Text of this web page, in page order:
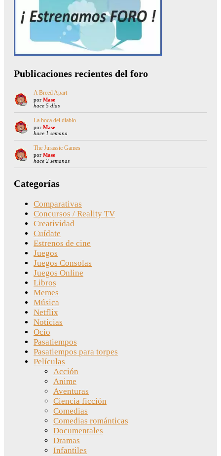
Publicaciones recientes del foro
A Breed Apart
por Mase
hace 5 días
La boca del diablo
por Mase
hace 1 semana
The Jurassic Games
por Mase
hace 2 semanas
Categorías
Comparativas
Concursos / Reality TV
Creatividad
Cuídate
Estrenos de cine
Juegos
Juegos Consolas
Juegos Online
Libros
Memes
Música
Netflix
Noticias
Ocio
Pasatiempos
Pasatiempos para torpes
Películas
Acción
Anime
Aventuras
Ciencia ficción
Comedias
Comedias románticas
Documentales
Dramas
Infantiles